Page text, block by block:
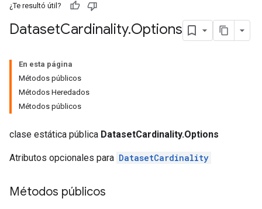
¿Te resultó útil?
DatasetCardinality.Options
En esta página
Métodos públicos
Métodos Heredados
Métodos públicos
clase estática pública DatasetCardinality.Options
Atributos opcionales para DatasetCardinality
Métodos públicos